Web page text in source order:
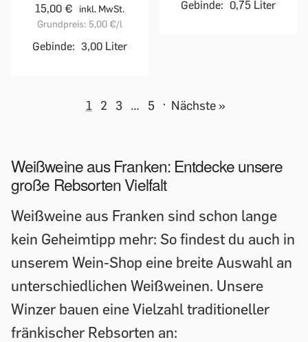
15,00 €
inkl. MwSt.
Grundpreis: 5,00 €/l
Gebinde: 3,00 Liter
Gebinde: 0,75 Liter
1 2 3 … 5 · Nächste »
Weißweine aus Franken: Entdecke unsere
große Rebsorten Vielfalt
Weißweine aus Franken sind schon lange
kein Geheimtipp mehr: So findest du auch in
unserem Wein-Shop eine breite Auswahl an
unterschiedlichen Weißweinen. Unsere
Winzer bauen eine Vielzahl traditioneller
fränkischer Rebsorten an: